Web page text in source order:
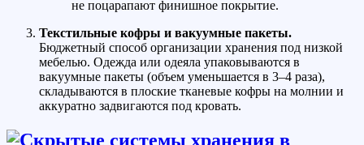
не поцарапают финишное покрытие.
Текстильные кофры и вакуумные пакеты.
Бюджетный способ организации хранения под низкой
мебелью. Одежда или одеяла упаковываются в
вакуумные пакеты (объем уменьшается в 3–4 раза),
складываются в плоские тканевые кофры на молнии и
аккуратно задвигаются под кровать.